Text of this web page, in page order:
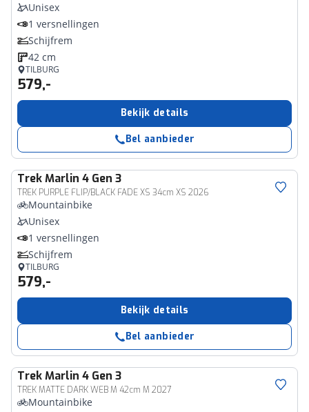
Unisex
1 versnellingen
Schijfrem
42 cm
TILBURG
579,-
Bekijk details
Bel aanbieder
TrekMarlin 4 Gen 3
TREK PURPLE FLIP/BLACK FADE XS 34cm XS 2026
Mountainbike
Unisex
1 versnellingen
Schijfrem
TILBURG
579,-
Bekijk details
Bel aanbieder
TrekMarlin 4 Gen 3
TREK MATTE DARK WEB M 42cm M 2027
Mountainbike